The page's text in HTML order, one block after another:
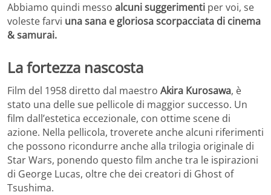
Abbiamo quindi messo alcuni suggerimenti per voi, se
voleste farvi una sana e gloriosa scorpacciata di cinema
& samurai.
La fortezza nascosta
Film del 1958 diretto dal maestro Akira Kurosawa, è
stato una delle sue pellicole di maggior successo. Un
film dall’estetica eccezionale, con ottime scene di
azione. Nella pellicola, troverete anche alcuni riferimenti
che possono ricondurre anche alla trilogia originale di
Star Wars, ponendo questo film anche tra le ispirazioni
di George Lucas, oltre che dei creatori di Ghost of
Tsushima.